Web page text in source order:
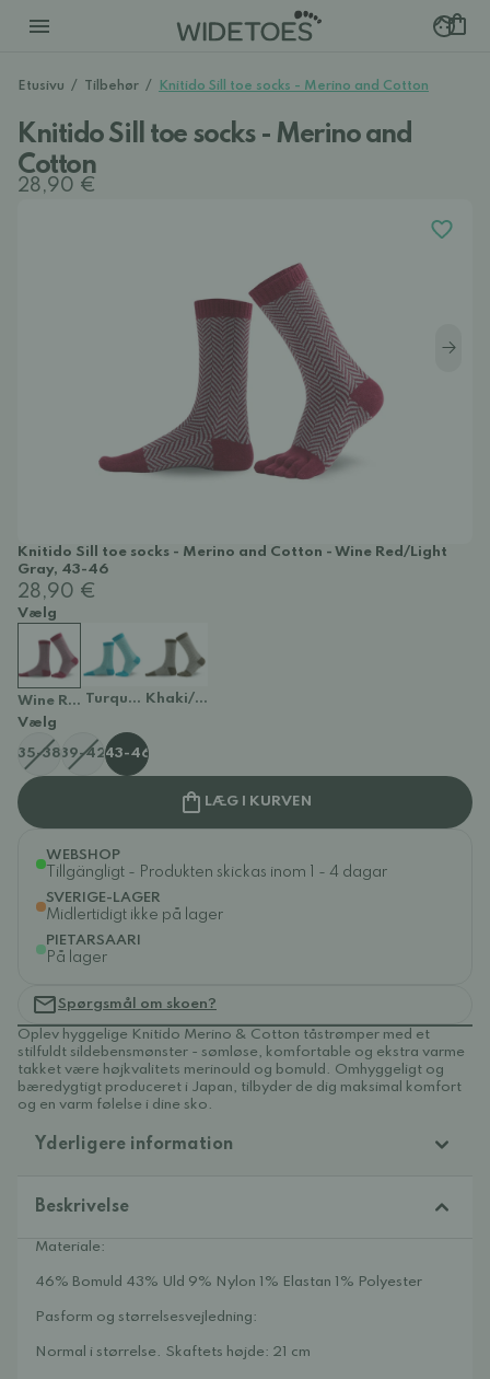
Etusivu / Tilbehør / Knitido Sill toe socks - Merino and Cotton
Knitido Sill toe socks - Merino and
Cotton
28,90 €
Knitido Sill toe socks - Merino and Cotton - Wine Red/Light
Gray, 43-46
28,90 €
Vælg
Wine Red/Light Gray
Turquoise/Light Green
Khaki/White
Vælg
35-3839-4243-46
LÆG I KURVEN
WEBSHOP
Tillgängligt - Produkten skickas inom 1 - 4 dagar
SVERIGE-LAGER
Midlertidigt ikke på lager
PIETARSAARI
På lager
Spørgsmål om skoen?
Oplev hyggelige Knitido Merino & Cotton tåstrømper med et
stilfuldt sildebensmønster - sømløse, komfortable og ekstra varme
takket være højkvalitets merinould og bomuld. Omhyggeligt og
bæredygtigt produceret i Japan, tilbyder de dig maksimal komfort
og en varm følelse i dine sko.
Yderligere information
Beskrivelse
Materiale:
46% Bomuld 43% Uld 9% Nylon 1% Elastan 1% Polyester
Pasform og størrelsesvejledning:
Normal i størrelse. Skaftets højde: 21 cm